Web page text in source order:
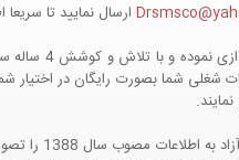
ارسال نمایید تا
پرتال مشاغل ایران
شما بصورت رایگان در اختیار شما
هيئت محترم دولت طي